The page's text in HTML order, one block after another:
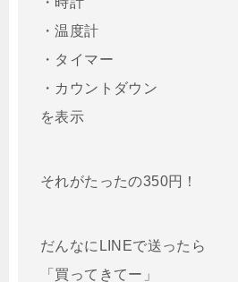
・温度計
・タイマー
・カウントダウン
を表示
それがたったの350円！
だんなにLINEで送ったら
「買ってきてー」